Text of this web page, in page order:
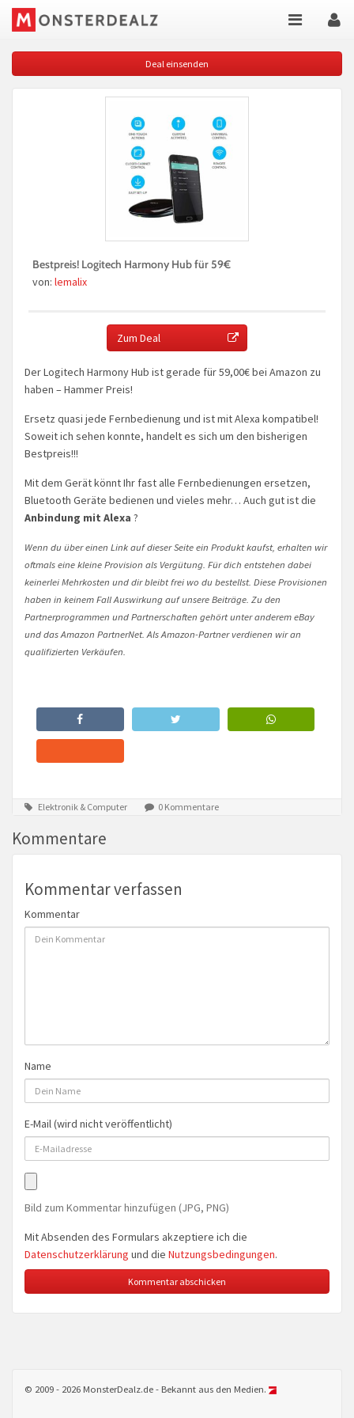
Deal einsenden
Bestpreis! Logitech Harmony Hub für 59€
von: lemalix
Zum Deal
Der Logitech Harmony Hub ist gerade für 59,00€ bei Amazon zu
haben – Hammer Preis!
Ersetz quasi jede Fernbedienung und ist mit Alexa kompatibel!
Soweit ich sehen konnte, handelt es sich um den bisherigen
Bestpreis!!!
Mit dem Gerät könnt Ihr fast alle Fernbedienungen ersetzen,
Bluetooth Geräte bedienen und vieles mehr… Auch gut ist die
Anbindung mit Alexa ?
Wenn du über einen Link auf dieser Seite ein Produkt kaufst, erhalten wir
oftmals eine kleine Provision als Vergütung. Für dich entstehen dabei
keinerlei Mehrkosten und dir bleibt frei wo du bestellst. Diese Provisionen
haben in keinem Fall Auswirkung auf unsere Beiträge. Zu den
Partnerprogrammen und Partnerschaften gehört unter anderem eBay
und das Amazon PartnerNet. Als Amazon-Partner verdienen wir an
qualifizierten Verkäufen.
Elektronik & Computer 0 Kommentare
Kommentare
Kommentar verfassen
Kommentar
Name
E-Mail (wird nicht veröffentlicht)
Bild zum Kommentar hinzufügen (JPG, PNG)
Mit Absenden des Formulars akzeptiere ich die
Datenschutzerklärung und die Nutzungsbedingungen.
© 2009 - 2026 MonsterDealz.de - Bekannt aus den Medien.